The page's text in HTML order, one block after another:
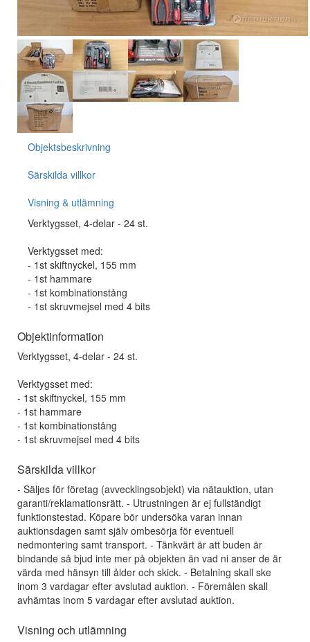
Objektsbeskrivning
Särskilda villkor
Visning & utlämning
Verktygsset, 4-delar - 24 st.
Verktygsset med:
- 1st skiftnyckel, 155 mm
- 1st hammare
- 1st kombinationstång
- 1st skruvmejsel med 4 bits
Objektinformation
Verktygsset, 4-delar - 24 st.
Verktygsset med:
- 1st skiftnyckel, 155 mm
- 1st hammare
- 1st kombinationstång
- 1st skruvmejsel med 4 bits
Särskilda villkor
- Säljes för företag (avvecklingsobjekt) via nätauktion, utan
garanti/reklamationsrätt. - Utrustningen är ej fullständigt
funktionstestad. Köpare bör undersöka varan innan
auktionsdagen samt själv ombesörja för eventuell
nedmontering samt transport. - Tänkvärt är att buden är
bindande så bjud inte mer på objekten än vad ni anser de är
värda med hänsyn till ålder och skick. - Betalning skall ske
inom 3 vardagar efter avslutad auktion. - Föremålen skall
avhämtas inom 5 vardagar efter avslutad auktion.
Visning och utlämning